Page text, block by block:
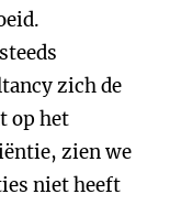
zich de
op het
zien we
niet heeft